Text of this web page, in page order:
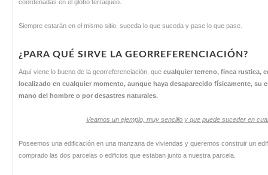
coordenadas en el globo terráqueo.
Siempre estarán en el mismo sitio, suceda lo que suceda y pase lo que pase.
¿PARA QUÉ SIRVE LA GEORREFERENCIACIÓN?
Aquí viene lo bueno de la georreferenciación, que cualquier terreno, finca rustica,
localizado en cualquier momento, aunque haya desaparecido físicamente,
mano del hombre o por desastres naturales.
Veamos un ejemplo, muy sencillo y que puede suceder en
Poseemos una edificación en una manzana de viviendas y queremos construir un
comprado las dos parcelas o edificios que estaban junto a nuestra parcela.